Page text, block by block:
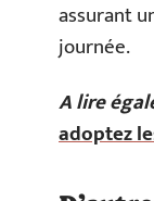
assurant
journée.
A lire
adoptez